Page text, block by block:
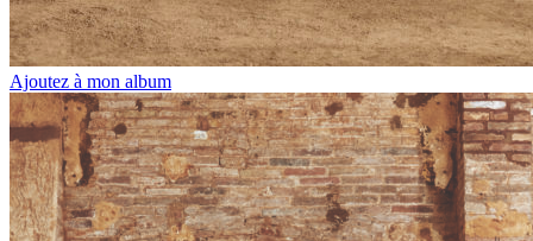
Ajoutez à mon album